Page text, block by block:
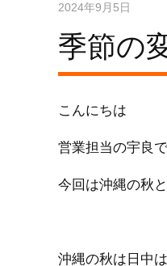
2024年9月5日
季節の
こんにちは
営業担当の宇良
今回は沖縄の秋
沖縄の秋は日中